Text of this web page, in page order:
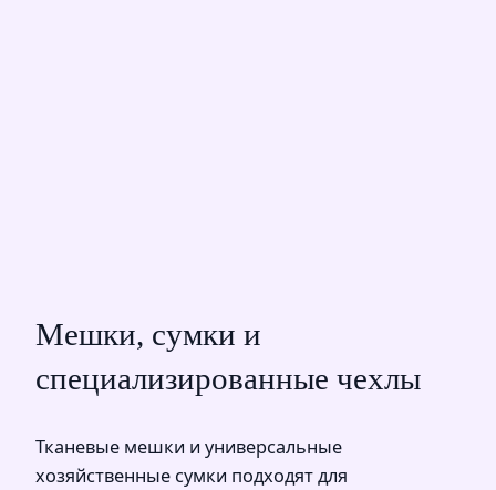
Мешки, сумки и
специализированные чехлы
Тканевые мешки и универсальные
хозяйственные сумки подходят для